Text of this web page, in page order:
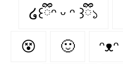
໒꒰ྀིᵔ ᵕ ᵔ ꒱ྀི১
😵 🙂 ᵔᴥᵔ